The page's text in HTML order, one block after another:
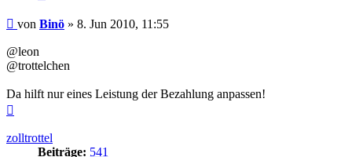
Beitrag
von Binö » 8. Jun 2010, 11:55
@leon
@trottelchen
Da hilft nur eines Leistung der Bezahlung anpassen!
zolltrottel
Beiträge: 541